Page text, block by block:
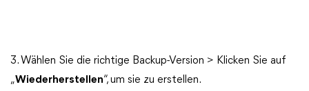
3. Wählen Sie die richtige Backup-Version > Klicken Sie auf
„Wiederherstellen“, um sie zu erstellen.